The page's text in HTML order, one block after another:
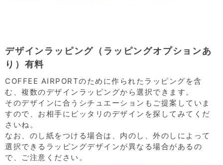
デザインラッピング（ラッピングオプションあ
り）有料
COFFEE AIRPORTのために作られたラッピングを含
む、複数のデザインラッピングから選択できます。
そのデザインに合うシチュエーションもご提案していま
すので、お相手にピッタリのデザインを探してみてくだ
さいね。
なお、のし紙をつける場合は、内のし、外のしによって
選択できるラッピングデザインが異なる場合があるの
で、ご注意ください。